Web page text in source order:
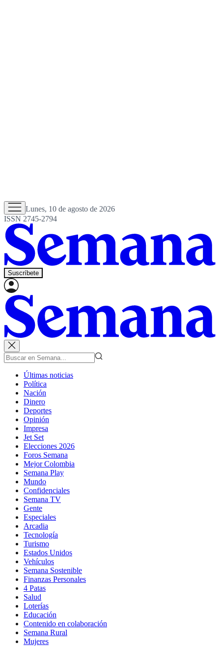
Lunes, 10 de agosto de 2026
ISSN 2745-2794
Suscríbete
Últimas noticias
Política
Nación
Dinero
Deportes
Opinión
Impresa
Jet Set
Elecciones 2026
Foros Semana
Mejor Colombia
Semana Play
Mundo
Confidenciales
Semana TV
Gente
Especiales
Arcadia
Tecnología
Turismo
Estados Unidos
Vehículos
Semana Sostenible
Finanzas Personales
4 Patas
Salud
Loterías
Educación
Contenido en colaboración
Semana Rural
Mujeres